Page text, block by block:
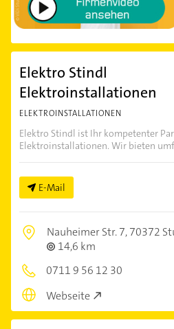
Elektro Stindl
Elektroinstallationen
ELEKTROINSTALLATIONEN
Elektro Stindl ist Ihr kompetenter
Elektroinstallationen. Wir bieten
E-Mail
Nauheimer Str. 7,70372
14,6 km
0711 9 56 12 30
Webseite